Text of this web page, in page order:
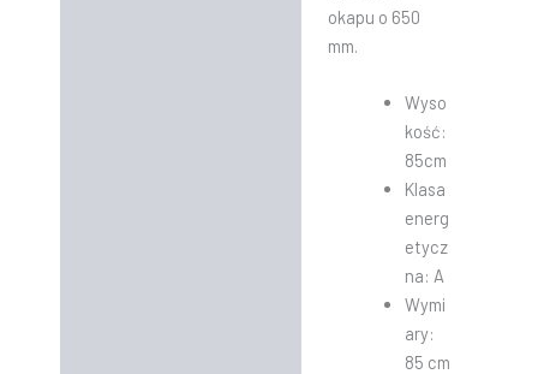
okapu o 650
mm.
Wyso
kość:
85cm
Klasa
energ
etycz
na: A
Wymi
ary:
85 cm